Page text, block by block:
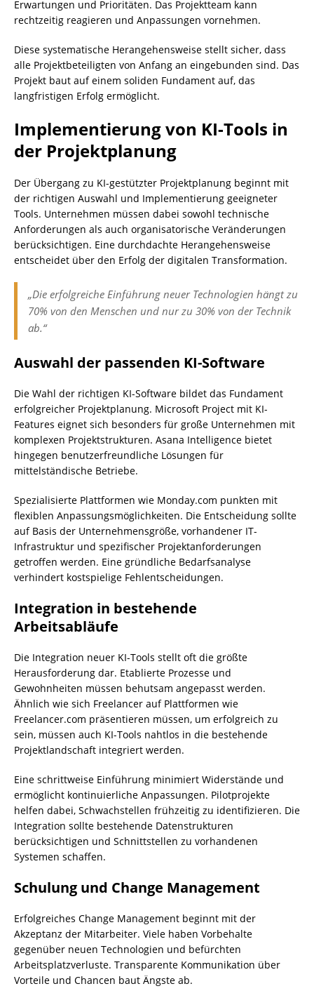
Erwartungen und Prioritäten. Das Projektteam kann
rechtzeitig reagieren und Anpassungen vornehmen.
Diese systematische Herangehensweise stellt sicher, dass
alle Projektbeteiligten von Anfang an eingebunden sind. Das
Projekt baut auf einem soliden Fundament auf, das
langfristigen Erfolg ermöglicht.
Implementierung von KI-Tools in
der Projektplanung
Der Übergang zu KI-gestützter Projektplanung beginnt mit
der richtigen Auswahl und Implementierung geeigneter
Tools. Unternehmen müssen dabei sowohl technische
Anforderungen als auch organisatorische Veränderungen
berücksichtigen. Eine durchdachte Herangehensweise
entscheidet über den Erfolg der digitalen Transformation.
„Die erfolgreiche Einführung neuer Technologien hängt zu
70% von den Menschen und nur zu 30% von der Technik
ab.“
Auswahl der passenden KI-Software
Die Wahl der richtigen KI-Software bildet das Fundament
erfolgreicher Projektplanung. Microsoft Project mit KI-
Features eignet sich besonders für große Unternehmen mit
komplexen Projektstrukturen. Asana Intelligence bietet
hingegen benutzerfreundliche Lösungen für
mittelständische Betriebe.
Spezialisierte Plattformen wie Monday.com punkten mit
flexiblen Anpassungsmöglichkeiten. Die Entscheidung sollte
auf Basis der Unternehmensgröße, vorhandener IT-
Infrastruktur und spezifischer Projektanforderungen
getroffen werden. Eine gründliche Bedarfsanalyse
verhindert kostspielige Fehlentscheidungen.
Integration in bestehende
Arbeitsabläufe
Die Integration neuer KI-Tools stellt oft die größte
Herausforderung dar. Etablierte Prozesse und
Gewohnheiten müssen behutsam angepasst werden.
Ähnlich wie sich Freelancer auf Plattformen wie
Freelancer.com präsentieren müssen, um erfolgreich zu
sein, müssen auch KI-Tools nahtlos in die bestehende
Projektlandschaft integriert werden.
Eine schrittweise Einführung minimiert Widerstände und
ermöglicht kontinuierliche Anpassungen. Pilotprojekte
helfen dabei, Schwachstellen frühzeitig zu identifizieren. Die
Integration sollte bestehende Datenstrukturen
berücksichtigen und Schnittstellen zu vorhandenen
Systemen schaffen.
Schulung und Change Management
Erfolgreiches Change Management beginnt mit der
Akzeptanz der Mitarbeiter. Viele haben Vorbehalte
gegenüber neuen Technologien und befürchten
Arbeitsplatzverluste. Transparente Kommunikation über
Vorteile und Chancen baut Ängste ab.